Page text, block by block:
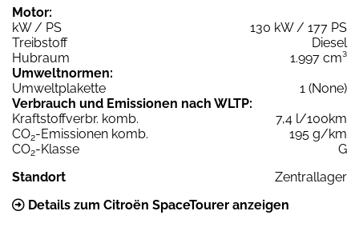
Motor:
kW / PS
130 kW / 177 PS
Treibstoff
Diesel
Hubraum
1.997 cm³
Umweltnormen:
Umweltplakette
1 (None)
Verbrauch und Emissionen nach WLTP:
Kraftstoffverbr. komb.
7,4 l/100km
CO2-Emissionen komb.
195 g/km
CO2-Klasse
G
Standort
Zentrallager
Details zum Citroën SpaceTourer anzeigen